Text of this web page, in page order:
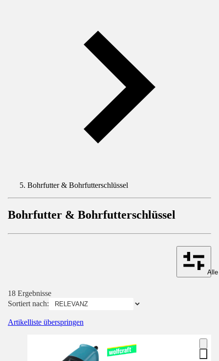
Bohrfutter & Bohrfutterschlüssel
Bohrfutter & Bohrfutterschlüssel
18 Ergebnisse
Sortiert nach:
Artikelliste überspringen